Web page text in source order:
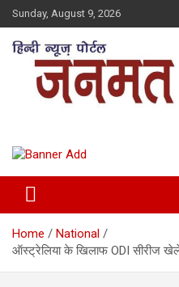
Skip
to
content
Sunday, August 9, 2026
Home
National
ऑस्ट्रेलिया के खिलाफ ODI सीरीज